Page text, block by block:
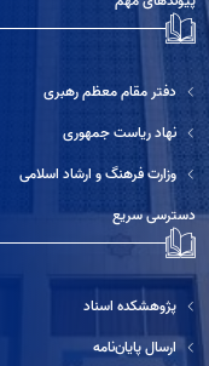
دفتر مقام معظم رهبری
نهاد ریاست جمهوری
وزارت فرهنگ و ارشاد اسلامی
دسترسی سریع
پژوهشکده اسناد
ارسال پایان‌نامه